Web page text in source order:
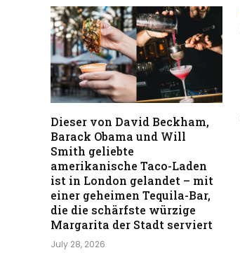
Dieser von David Beckham,
Barack Obama und Will
Smith geliebte
amerikanische Taco-Laden
ist in London gelandet – mit
einer geheimen Tequila-Bar,
die die schärfste würzige
Margarita der Stadt serviert
July 28, 2026